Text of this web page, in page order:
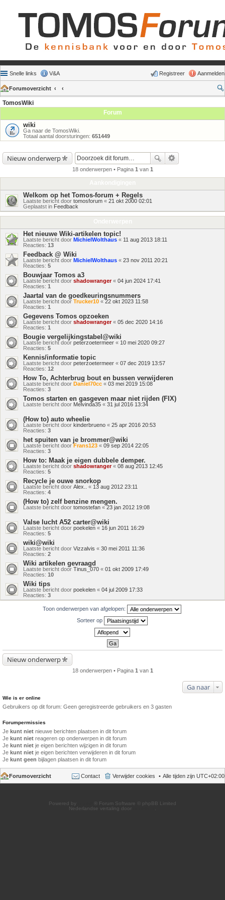
Snelle links V&A Aanmelden
Registreer
Forumoverzicht
TomosWiki
Forum
wiki
Ga naar de TomosWiki.
Totaal aantal doorsturingen: 651449
Nieuw onderwerp
18 onderwerpen • Pagina 1 van 1
Welkom op het Tomos-forum + Regels
Laatste bericht door tomosforum « 21 okt 2000 02:01
Geplaatst in Feedback
Het nieuwe Wiki-artikelen topic!
Laatste bericht door MichielWolthaus « 11 aug 2013 18:11
Reacties: 13
Feedback @ Wiki
Laatste bericht door MichielWolthaus « 23 nov 2011 20:21
Reacties: 5
Bouwjaar Tomos a3
Laatste bericht door shadowranger« 04 jun 2024 17:41
Reacties: 1
Jaartal van de goedkeuringsnummers
Laatste bericht door Trucker10 « 22 okt 2023 11:58
Reacties: 1
Gegevens Tomos opzoeken
Laatste bericht door shadowranger« 05 dec 2020 14:16
Reacties: 1
Bougie vergelijkingstabel@wiki
Laatste bericht door peterzoetermeer « 10 mei 2020 09:27
Reacties: 5
Kennis/informatie topic
Laatste bericht door peterzoetermeer « 07 dec 2019 13:57
Reacties: 12
How To, Achterbrug bout en bussen verwijderen
Laatste bericht door Daniel70cc « 03 mei 2019 15:08
Reacties: 3
Tomos starten en gasgeven maar niet rijden (FIX)
Laatste bericht door Melvinda35 « 31 jul 2016 13:34
(How to) auto wheelie
Laatste bericht door kinderbrueno « 25 apr 2016 20:53
Reacties: 3
het spuiten van je brommer@wiki
Laatste bericht door Frans123 « 09 sep 2014 22:05
Reacties: 3
How to: Maak je eigen dubbele demper.
Laatste bericht door shadowranger« 08 aug 2013 12:45
Reacties: 5
Recycle je ouwe snorkop
Laatste bericht door Alex.. « 13 aug 2012 23:11
Reacties: 4
(How to) zelf benzine mengen.
Laatste bericht door tomostefan « 23 jan 2012 19:08
Valse lucht A52 carter@wiki
Laatste bericht door poekelen « 16 jun 2011 16:29
Reacties: 5
wiki@wiki
Laatste bericht door Vizzalvis « 30 mei 2011 11:36
Reacties: 2
Wiki artikelen gevraagd
Laatste bericht door Tinus_070 « 01 okt 2009 17:49
Reacties: 10
Wiki tips
Laatste bericht door poekelen « 04 jul 2009 17:33
Reacties: 3
Toon onderwerpen van afgelopen:
Sorteer op
Nieuw onderwerp
18 onderwerpen • Pagina 1 van 1
Ga naar
Wie is er online
Gebruikers op dit forum: Geen geregistreerde gebruikers en 3 gasten
Forumpermissies
Je kunt niet nieuwe berichten plaatsen in dit forum
Je kunt niet reageren op onderwerpen in dit forum
Je kunt niet je eigen berichten wijzigen in dit forum
Je kunt niet je eigen berichten verwijderen in dit forum
Je kunt geen bijlagen plaatsen in dit forum
Forumoverzicht Alle tijden zijn UTC+02:00
Verwijder cookies
Contact
Powered by
® Forum Software © phpBB Limited
Nederlandse vertaling door
.